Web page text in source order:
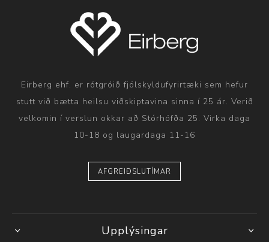
Eirberg ehf. er rótgróið fjölskyldufyrirtæki sem hefur
stutt við bætta heilsu viðskiptavina sinna í 25 ár. Verið
velkomin í verslun okkar að Stórhöfða 25. Virka daga
10-18 og laugardaga 11-16
AFGREIÐSLUTÍMAR
Upplýsingar